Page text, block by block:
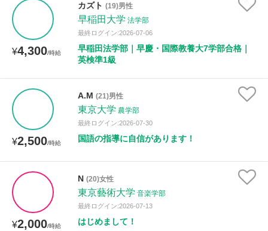
¥4,300/時給
カズト (19)男性
早稲田大学 法学部
最終ログイン:2026-07-06
早稲田法学部｜早慶・国際教養大7学部合格｜
英検準1級
¥2,500/時給
A.M (21)男性
東京大学 農学部
最終ログイン:2026-07-30
国語の指導に自信があります！
¥2,000/時給
N (20)女性
東京藝術大学 音楽学部
最終ログイン:2026-07-13
はじめまして！